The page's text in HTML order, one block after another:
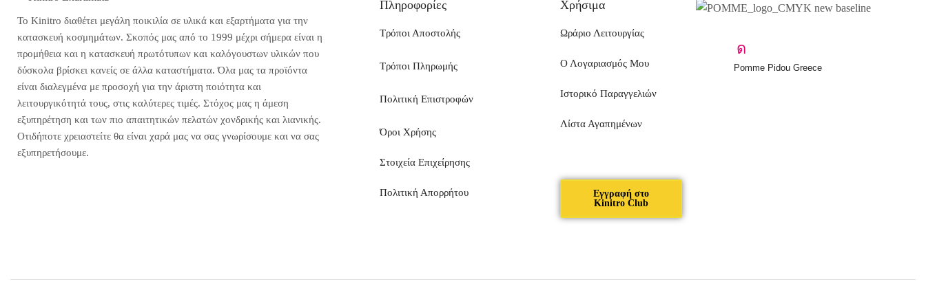
Το Kinitro διαθέτει μεγάλη ποικιλία σε υλικά και εξαρτήματα για την
κατασκευή κοσμημάτων. Σκοπός μας από το 1999 μέχρι σήμερα είναι η
προμήθεια και η κατασκευή πρωτότυπων και καλόγουστων υλικών που
δύσκολα βρίσκει κανείς σε άλλα καταστήματα. Όλα μας τα προϊόντα
είναι διαλεγμένα με προσοχή για την άριστη ποιότητα και
λειτουργικότητά τους, στις καλύτερες τιμές. Στόχος μας η άμεση
εξυπηρέτηση και των πιο απαιτητικών πελατών χονδρικής και λιανικής.
Οτιδήποτε χρειαστείτε θα είναι χαρά μας να σας γνωρίσουμε και να σας
εξυπηρετήσουμε.
Πληροφορίες
Τρόποι Αποστολής
Τρόποι Πληρωμής
Πολιτική Επιστροφών
Όροι Χρήσης
Στοιχεία Επιχείρησης
Πολιτική Απορρήτου
Χρήσιμα
Ωράριο Λειτουργίας
Ο Λογαριασμός Μου
Ιστορικό Παραγγελιών
Λίστα Αγαπημένων
Εγγραφή στο
Kinitro Club
Pomme Pidou Greece